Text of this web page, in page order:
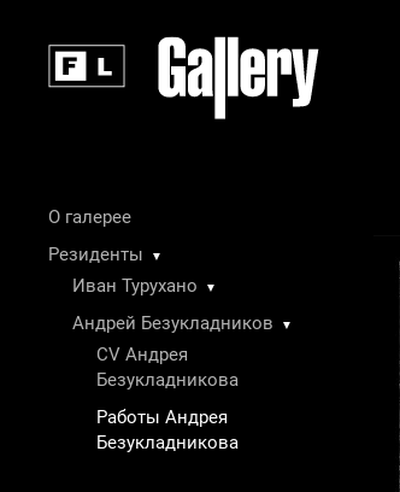
О галерее
Резиденты
▼
Иван Турухано ▼
Андрей Безукладников ▼
CV Андрея
Безукладникова
Работы Андрея
Безукладникова